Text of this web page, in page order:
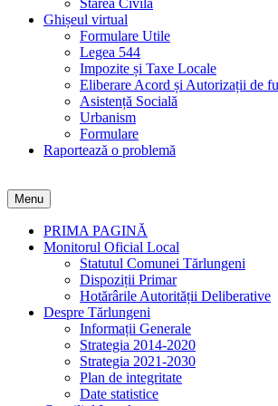
Starea Civilă
Ghișeul virtual
Formulare Utile
Legea 544
Impozite și Taxe Locale
Eliberare Acord și Autorizații de
Asistență Socială
Urbanism
Formulare
Raportează o problemă
Menu
PRIMA PAGINĂ
Monitorul Oficial Local
Statutul Comunei Tărlungeni
Dispoziții Primar
Hotărârile Autorității Deliberative
Despre Tărlungeni
Informații Generale
Strategia 2014-2020
Strategia 2021-2030
Plan de integritate
Date statistice